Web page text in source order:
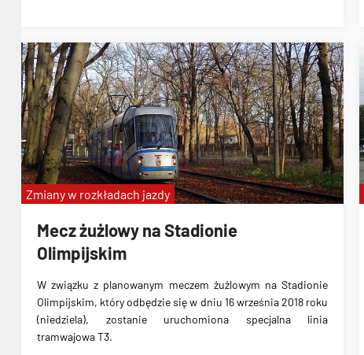
Mecz żużlowy na Stadionie
Olimpijskim
W związku z planowanym meczem żużlowym na Stadionie
Olimpijskim, który odbędzie się w dniu 16 września 2018 roku
(niedziela), zostanie uruchomiona specjalna linia
tramwajowa T3.
Zmiany w rozkładach jazdy